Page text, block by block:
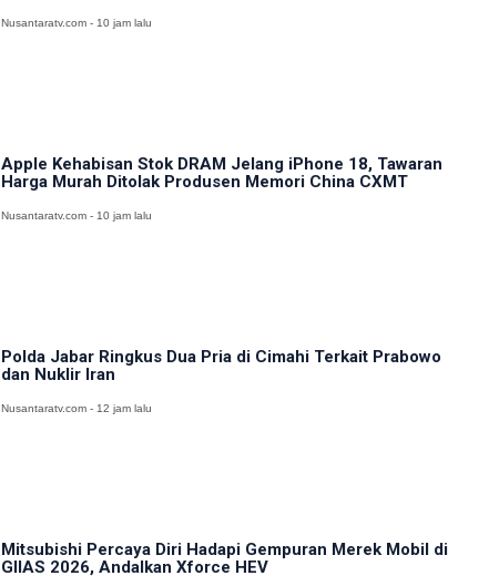
Nusantaratv.com - 10 jam lalu
Apple Kehabisan Stok DRAM Jelang iPhone 18, Tawaran
Harga Murah Ditolak Produsen Memori China CXMT
Nusantaratv.com - 10 jam lalu
Polda Jabar Ringkus Dua Pria di Cimahi Terkait Prabowo
dan Nuklir Iran
Nusantaratv.com - 12 jam lalu
Mitsubishi Percaya Diri Hadapi Gempuran Merek Mobil di
GIIAS 2026, Andalkan Xforce HEV